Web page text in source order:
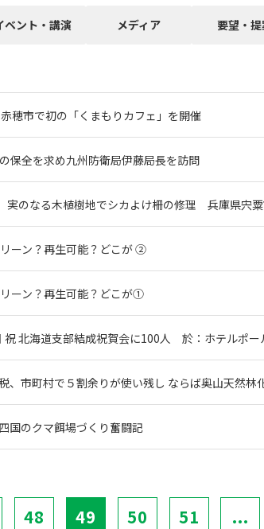
ベント・講演 メディア 要望・
穂市で初の「くまもりカフェ」を開催
保全を求め九州防衛局伊藤局長を訪問
のなる木植樹地でシカよけ柵の修理 兵庫県宍
ーン？再生可能？どこが ②
ーン？再生可能？どこが①
祝 北海道支部結成祝賀会に100人 於：ホテルポー
、市町村で５割余りが使い残し ならば奥山天然林
国のクマ餌場づくり奮闘記
48 49 50 51 ...